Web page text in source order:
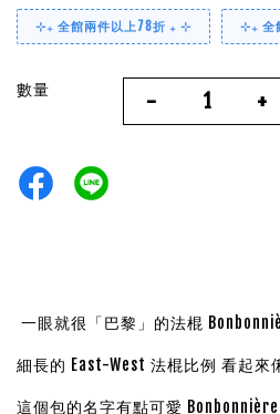
⊹₊ 全館兩件以上78折 ₊ ⊹ ⊹₊ 全
數量 - +
一眼就很「巴黎」的法棍
細長的 East-West 法棍比例 看起來
這個包的名字有點可愛